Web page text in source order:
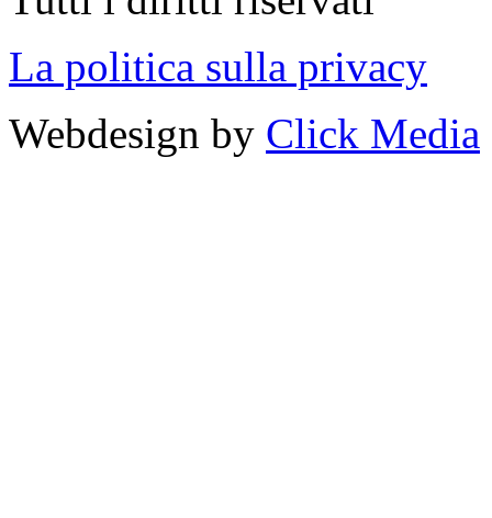
La politica sulla privacy
Webdesign by Click Media